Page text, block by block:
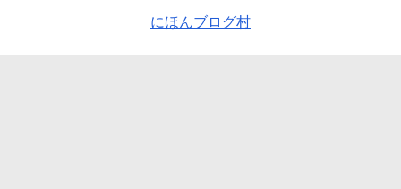
にほんブログ村